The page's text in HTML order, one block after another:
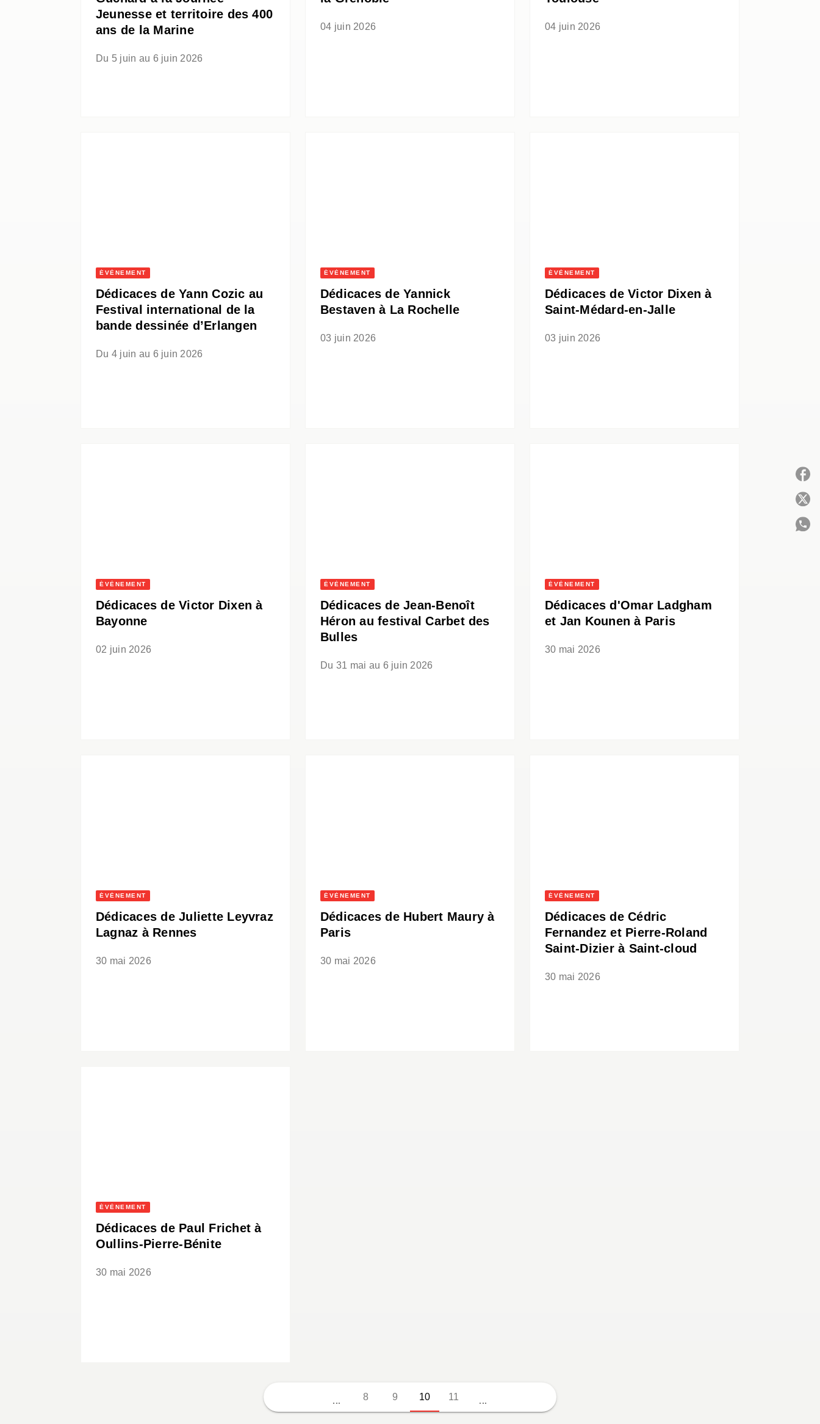
Jeunesse et territoire des 400
ans de la Marine
Du 5 juin au 6 juin 2026
04 juin 2026 04 juin 2026
ÉVÈNEMENT
Dédicaces de Yann Cozic au
Festival international de la
bande dessinée d’Erlangen
Du 4 juin au 6 juin 2026
ÉVÈNEMENT
Dédicaces de Yannick
Bestaven à La Rochelle
03 juin 2026
ÉVÈNEMENT
Dédicaces de Victor Dixen à
Saint-Médard-en-Jalle
03 juin 2026
ÉVÈNEMENT
Dédicaces de Victor Dixen à
Bayonne
02 juin 2026
ÉVÈNEMENT
Dédicaces de Jean-Benoît
Héron au festival Carbet des
Bulles
Du 31 mai au 6 juin 2026
ÉVÈNEMENT
Dédicaces d'Omar Ladgham
et Jan Kounen à Paris
30 mai 2026
ÉVÈNEMENT
Dédicaces de Juliette Leyvraz
Lagnaz à Rennes
30 mai 2026
ÉVÈNEMENT
Dédicaces de Hubert Maury à
Paris
30 mai 2026
ÉVÈNEMENT
Dédicaces de Cédric
Fernandez et Pierre-Roland
Saint-Dizier à Saint-cloud
30 mai 2026
ÉVÈNEMENT
Dédicaces de Paul Frichet à
Oullins-Pierre-Bénite
30 mai 2026
... 8 9 10 11 ...